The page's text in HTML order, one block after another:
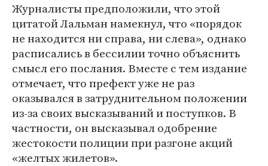
Журналисты предположили, что этой
цитатой Лальман намекнул, что «порядок
не находится ни справа, ни слева», однако
расписались в бессилии точно объяснить
смысл его послания. Вместе с тем издание
отмечает, что префект уже не раз
оказывался в затруднительном положении
из-за своих высказываний и поступков. В
частности, он высказывал одобрение
жестокости полиции при разгоне акций
«желтых жилетов».